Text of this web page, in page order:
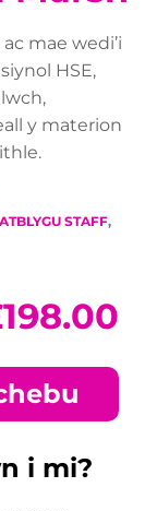
mae wedi’i
HSE,
y materion
STAFF,
198.00
i mi?